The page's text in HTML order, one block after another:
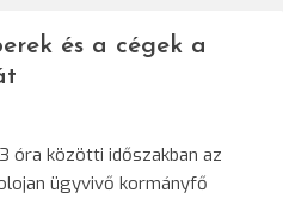
és a cégek a
óra közötti időszakban az
ügyvivő kormányfő